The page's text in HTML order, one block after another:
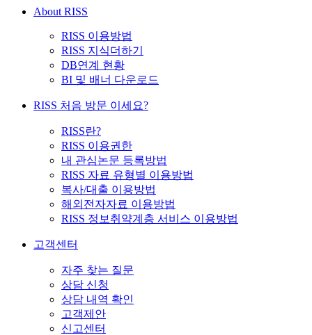
About RISS
RISS 이용방법
RISS 지식더하기
DB연계 현황
BI 및 배너 다운로드
RISS 처음 방문 이세요?
RISS란?
RISS 이용권한
내 관심논문 등록방법
RISS 자료 유형별 이용방법
복사/대출 이용방법
해외전자자료 이용방법
RISS 정보취약계층 서비스 이용방법
고객센터
자주 찾는 질문
상담 신청
상담 내역 확인
고객제안
신고센터